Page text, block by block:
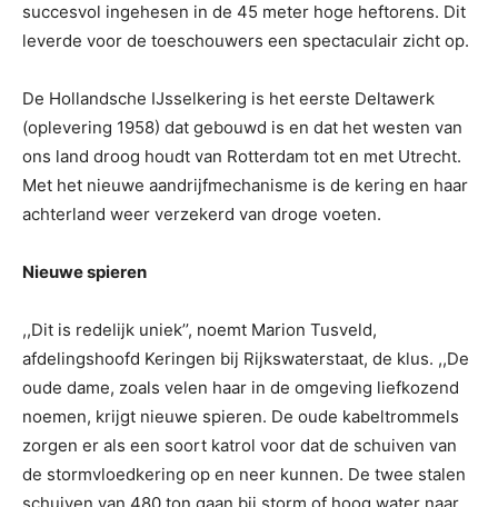
succesvol ingehesen in de 45 meter hoge heftorens. Dit
leverde voor de toeschouwers een spectaculair zicht op.
De Hollandsche IJsselkering is het eerste Deltawerk
(oplevering 1958) dat gebouwd is en dat het westen van
ons land droog houdt van Rotterdam tot en met Utrecht.
Met het nieuwe aandrijfmechanisme is de kering en haar
achterland weer verzekerd van droge voeten.
Nieuwe spieren
,,Dit is redelijk uniek’’, noemt Marion Tusveld,
afdelingshoofd Keringen bij Rijkswaterstaat, de klus. ,,De
oude dame, zoals velen haar in de omgeving liefkozend
noemen, krijgt nieuwe spieren. De oude kabeltrommels
zorgen er als een soort katrol voor dat de schuiven van
de stormvloedkering op en neer kunnen. De twee stalen